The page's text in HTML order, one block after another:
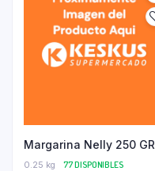
Margarina Nelly 250 GR
0.25 kg 77 DISPONIBLES